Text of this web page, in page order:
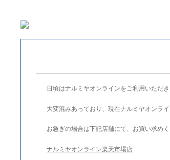
日頃はナルミヤオンラインをご利用いただ
大変混みあっており、現在ナルミヤオンラ
お急ぎの場合は下記店舗にて、お買い求めく
ナルミヤオンライン楽天市場店